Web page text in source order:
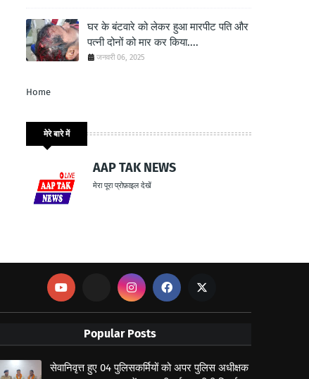
घर के बंटवारे को लेकर हुआ मारपीट पति और
पत्नी दोनों को मार कर किया....
जनवरी 06, 2025
Home
मेरे बारे में
AAP TAK NEWS
मेरा पूरा प्रोफ़ाइल देखें
Popular Posts
सेवानिवृत्त हुए 04 पुलिसकर्मियों को अपर पुलिस अधीक्षक